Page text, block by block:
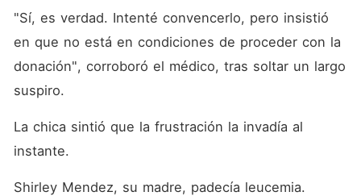
"Sí, es verdad. Intenté convencerlo, pero insistió
en que no está en condiciones de proceder con la
donación", corroboró el médico, tras soltar un largo
suspiro.
La chica sintió que la frustración la invadía al
instante.
Shirley Mendez, su madre, padecía leucemia.